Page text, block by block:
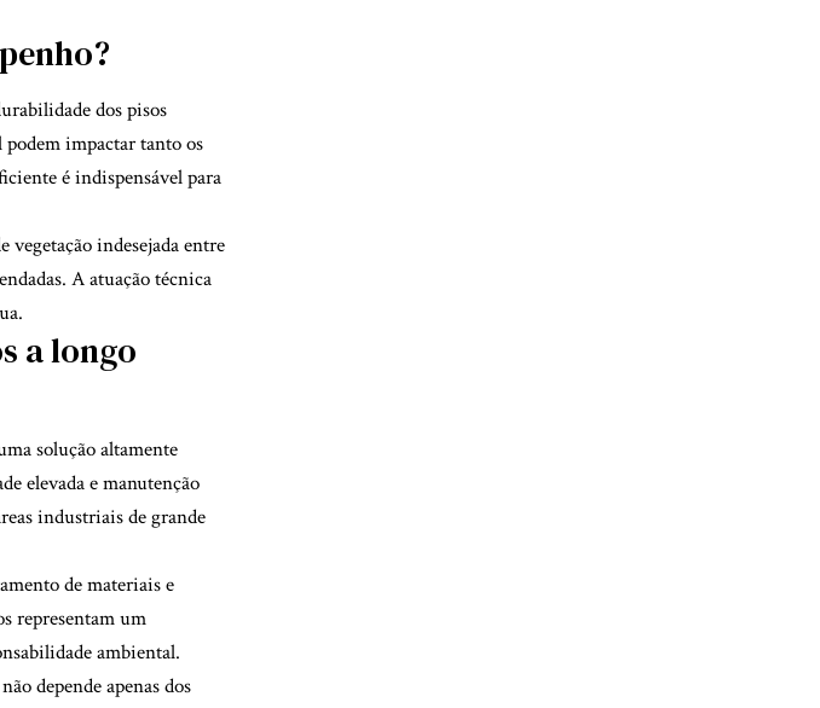
dos pisos
podem impactar tanto os
é indispensável para
indesejada entre
A atuação técnica
a longo
solução altamente
elevada e manutenção
industriais de grande
de materiais e
representam um
ambiental.
depende apenas dos